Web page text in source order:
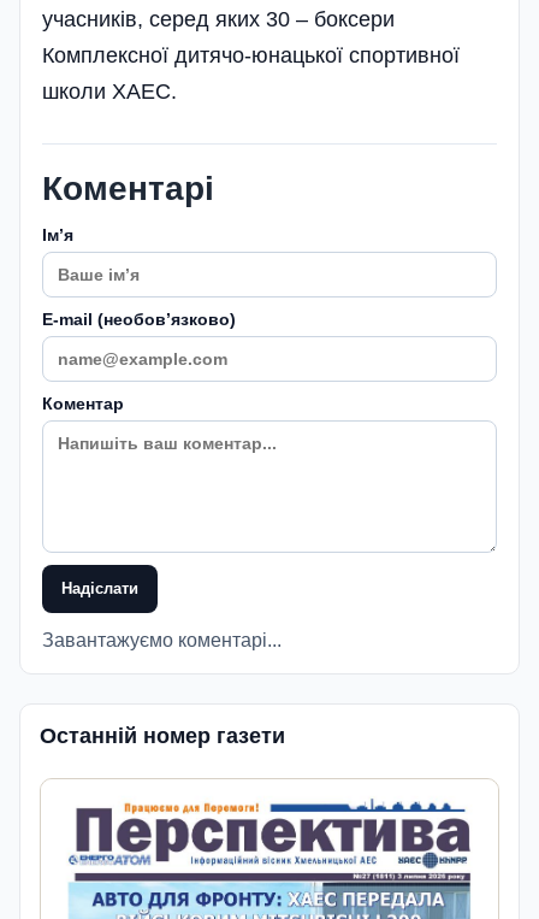
учасників, серед яких 30 – боксери
Комплексної дитячо-юнацької спортивної
школи ХАЕС.
Коментарі
Імʼя
E-mail (необовʼязково)
Коментар
Надіслати
Завантажуємо коментарі...
Останній номер газети